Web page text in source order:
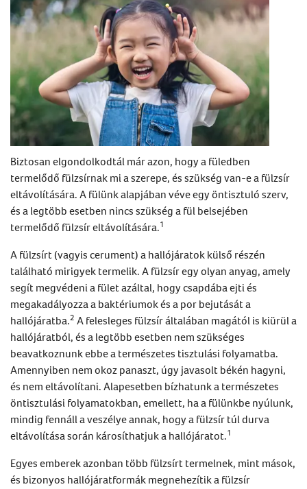
Biztosan elgondolkodtál már azon, hogy a füledben
termelődő fülzsírnak mi a szerepe, és szükség van-e a fülzsír
eltávolítására. A fülünk alapjában véve egy öntisztuló szerv,
és a legtöbb esetben nincs szükség a fül belsejében
termelődő fülzsír eltávolítására.1
A fülzsírt (vagyis cerument) a hallójáratok külső részén
található mirigyek termelik. A fülzsír egy olyan anyag, amely
segít megvédeni a fület azáltal, hogy csapdába ejti és
megakadályozza a baktériumok és a por bejutását a
hallójáratba.2 A felesleges fülzsír általában magától is kiürül a
hallójáratból, és a legtöbb esetben nem szükséges
beavatkoznunk ebbe a természetes tisztulási folyamatba.
Amennyiben nem okoz panaszt, úgy javasolt békén hagyni,
és nem eltávolítani. Alapesetben bízhatunk a természetes
öntisztulási folyamatokban, emellett, ha a fülünkbe nyúlunk,
mindig fennáll a veszélye annak, hogy a fülzsír túl durva
eltávolítása során károsíthatjuk a hallójáratot.1
Egyes emberek azonban több fülzsírt termelnek, mint mások,
és bizonyos hallójáratformák megnehezítik a fülzsír